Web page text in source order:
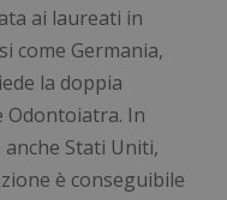
ai laureati in
come Germania,
la doppia
Odontoiatra. In
anche Stati Uniti,
è conseguibile